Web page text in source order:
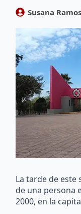
Susana Ramos
La tarde de este
de una persona
2000, en la